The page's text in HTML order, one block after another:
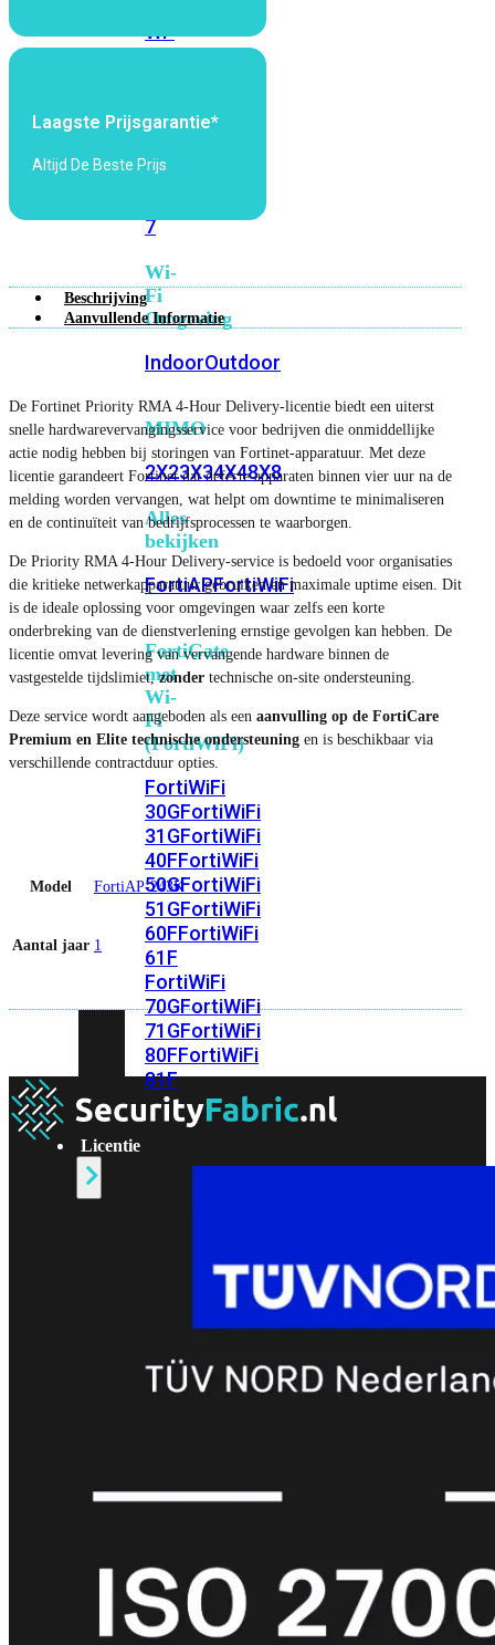
Wi-
6Wi-
Fi
6E
7
Wi-
Fi
Omgeving
IndoorOutdoor
MIMO
2X23X34X48X8
Alles
bekijken
FortiAPFortiWiFi
FortiGate
met
Wi-
Fi
(FortiWiFi)
FortiWiFi
30GFortiWiFi
31GFortiWiFi
40FFortiWiFi
50GFortiWiFi
51GFortiWiFi
60FFortiWiFi
61F
FortiWiFi
70GFortiWiFi
71GFortiWiFi
80FFortiWiFi
81F
Licentie
bekijken
FortiCare
Support
FortiCare
Essentials FortiCare
FortiCare
1
Laagste Prijsgarantie*
Altijd De Beste Prijs
Beschrijving
Aanvullende Informatie
De Fortinet Priority RMA 4-Hour Delivery-licentie biedt een uiterst
snelle hardwarevervangingsservice voor bedrijven die onmiddellijke
actie nodig hebben bij storingen van Fortinet-apparatuur. Met deze
licentie garandeert Fortinet dat defecte apparaten binnen vier uur na de
melding worden vervangen, wat helpt om downtime te minimaliseren
en de continuïteit van bedrijfsprocessen te waarborgen.
De Priority RMA 4-Hour Delivery-service is bedoeld voor organisaties
die kritieke netwerkapparatuur gebruiken en maximale uptime eisen. Dit
is de ideale oplossing voor omgevingen waar zelfs een korte
onderbreking van de dienstverlening ernstige gevolgen kan hebben. De
licentie omvat levering van vervangende hardware binnen de
vastgestelde tijdslimiet,zonder technische on-site ondersteuning.
Deze service wordt aangeboden als een aanvulling op de FortiCare
Premium en Elite technische ondersteuning en is beschikbaar via
verschillende contractduur opties.
Model FortiAP-243K
Aantal jaar 1